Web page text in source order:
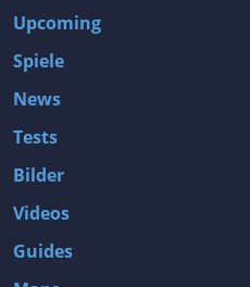
Upcoming
Spiele
News
Tests
Bilder
Videos
Guides